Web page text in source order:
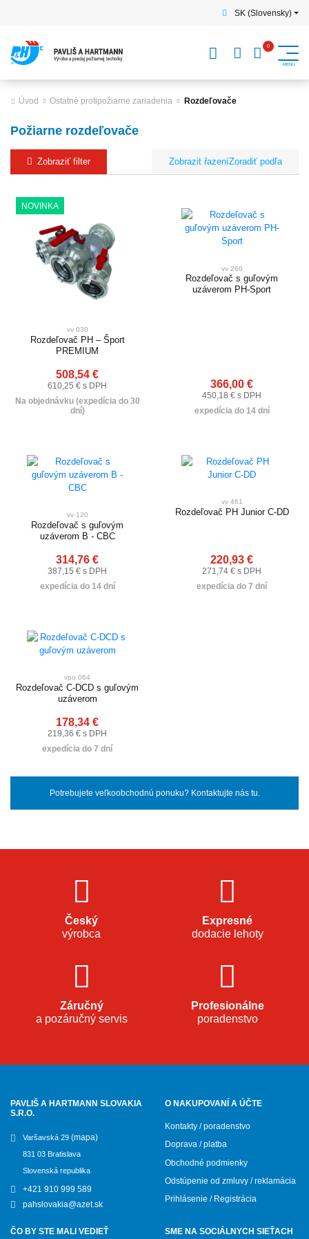
SK (Slovensky)
Úvod Ostatné protipožiarne zariadenia Rozdeľovače
Požiarne rozdeľovače
Zobraziť filter Zoradiť podľa
NOVINKA
vv 030
Rozdeľovač PH – Šport
PREMIUM
508,54 €
610,25 € s DPH
Na objednávku (expedícia do 30
dní)
vv 260
Rozdeľovač s guľovým
uzáverom PH-Sport
366,00 €
450,18 € s DPH
expedícia do 14 dní
vv 120
Rozdeľovač s guľovým
uzáverom B - CBC
314,76 €
387,15 € s DPH
expedícia do 14 dní
vv 461
Rozdeľovač PH Junior C-DD
220,93 €
271,74 € s DPH
expedícia do 7 dní
vpo 064
Rozdeľovač C-DCD s guľovým
uzáverom
178,34 €
219,36 € s DPH
expedícia do 7 dní
Potrebujete veľkoobchodnú ponuku? Kontaktujte nás tu.
Český
výrobca
Expresné
dodacie lehoty
Záručný
a pozáručný servis
Profesionálne
poradenstvo
PAVLIŠ A HARTMANN SLOVAKIA
S.R.O.
Varšavská 29 (mapa)
831 03 Bratislava
Slovenská republika
+421 910 999 589
pahslovakia@azet.sk
O NAKUPOVANÍ A ÚČTE
Kontakty / poradenstvo
Doprava / platba
Obchodné podmienky
Odstúpenie od zmluvy / reklamácia
Prihlásenie / Registrácia
ČO BY STE MALI VEDIEŤ SME NA SOCIÁLNYCH SIEŤACH